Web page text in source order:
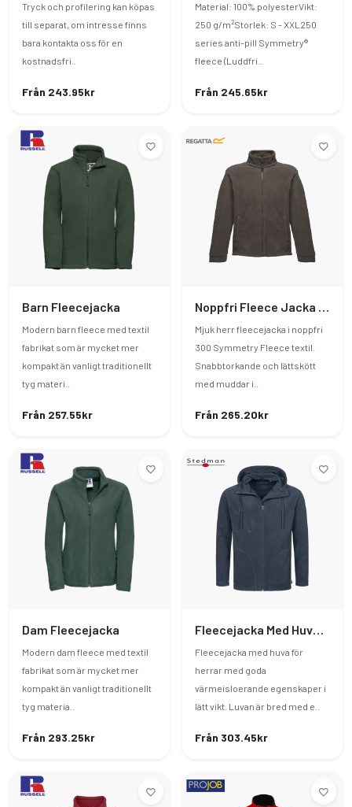
Tryck och profilering kan köpas
till separat, om intresse finns
bara kontakta oss för en
kostnadsfri..
Från 243.95kr
Material: 100% polyesterVikt:
250 g/m²Storlek: S - XXL250
series anti-pill Symmetry®
fleece (Luddfri..
Från 245.65kr
Barn Fleecejacka
Modern barn fleece med textil
fabrikat som är mycket mer
kompakt än vanligt traditionellt
tyg materi..
Från 257.55kr
Noppfri Fleece Jacka Herr
Mjuk herr fleecejacka i noppfri
300 Symmetry Fleece textil.
Snabbtorkande och lättskött
med muddar i..
Från 265.20kr
Dam Fleecejacka
Modern dam fleece med textil
fabrikat som är mycket mer
kompakt än vanligt traditionellt
tyg materia..
Från 293.25kr
Fleecejacka Med Huva Herr
Fleecejacka med huva för
herrar med goda
värmeisloerande egenskaper i
lätt vikt. Luvan är bred med e..
Från 303.45kr